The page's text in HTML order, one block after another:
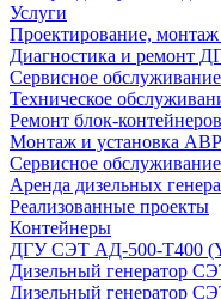
Услуги
Проектирование,
Диагностика и ремонт
Сервисное обслуживание
Техническое
Ремонт блок-
Монтаж и установка АВР
Сервисное
Аренда дизельных
Реализованные проекты
Контейнеры
ДГУ СЭТ АД-500-Т400
Дизельный генератор
Дизельный генератор